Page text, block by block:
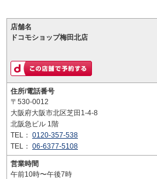
店舗名
ドコモショップ梅田北店
住所/電話番号
〒530-0012
大阪府大阪市北区芝田1-4-8
北阪急ビル 1階
TEL： 0120-357-538
TEL： 06-6377-5108
営業時間
午前10時〜午後7時